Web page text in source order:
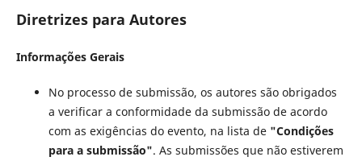
Diretrizes para Autores
Informações Gerais
No processo de submissão, os autores são obrigados
a verificar a conformidade da submissão de acordo
com as exigências do evento, na lista de "Condições
para a submissão". As submissões que não estiverem